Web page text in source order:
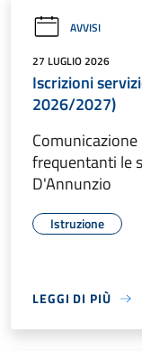
AVVISI
27 LUGLIO 2026
Iscrizioni
2026/2027)
frequentanti le
D'Annunzio
Istruzione
LEGGI DI PIÙ